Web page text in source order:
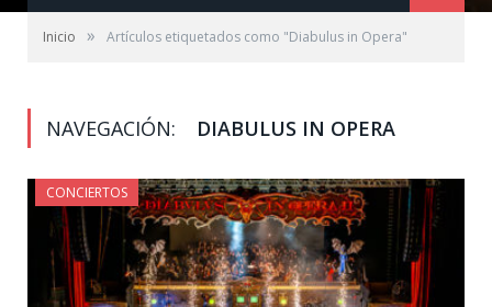
Inicio » Artículos etiquetados como "Diabulus in Opera"
NAVEGACIÓN: DIABULUS IN OPERA
CONCIERTOS